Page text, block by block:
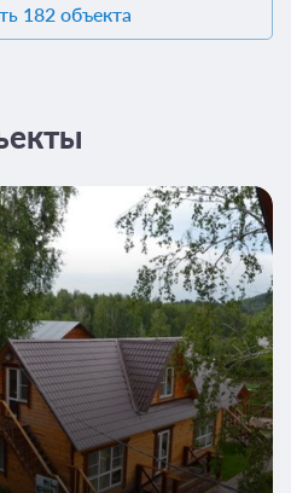
182 объекта